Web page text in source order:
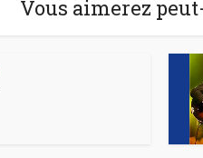
Vous aimerez